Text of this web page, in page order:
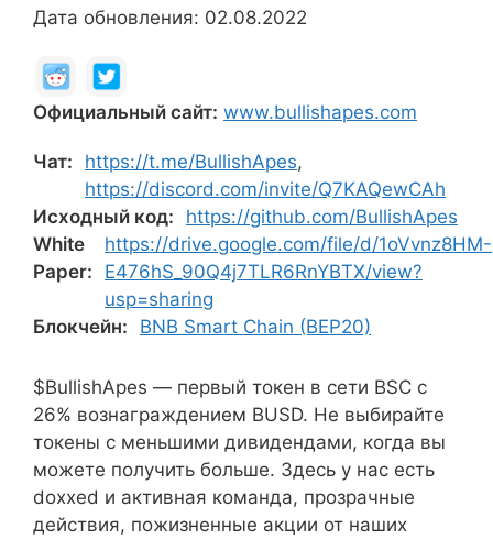
Дата обновления: 02.08.2022
Официальный сайт: www.bullishapes.com
Чат: https://t.me/BullishApes,
https://discord.com/invite/Q7KAQewCAh
Исходный код:
https://github.com/BullishApes
White
Paper:
https://drive.google.com/file/d/1oVvnz8HM-
E476hS_90Q4j7TLR6RnYBTX/view?
usp=sharing
Блокчейн:
BNB Smart Chain (BEP20)
$BullishApes — первый токен в сети BSC с
26% вознаграждением BUSD. Не выбирайте
токены с меньшими дивидендами, когда вы
можете получить больше. Здесь у нас есть
doxxed и активная команда, прозрачные
действия, пожизненные акции от наших